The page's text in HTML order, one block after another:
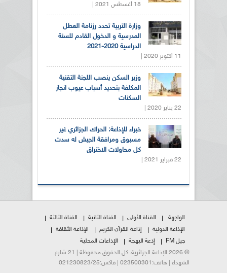
18 أغسطس 2021 |
وزارة التربية تحدد رزنامة العطل
المدرسية و الدخول القادم للسنة
الدراسية 2020-2021
11 أكتوبر 2020 |
وزير السكن ينصب اللجنة التقنية
المكلفة بتحديد أسباب عيوب انجاز
السكنات
22 يناير 2020 |
خبراء للإذاعة: الحراك الجزائري غير
مسبوق ومرافقة الجيش له سدت
كل محاولات الاختراق
22 فبراير 2021 |
الواجهة القناة الأولى القناة الثانية
القناة الثالثة
الإذاعة الدولية
إذاعة القرآن الكريم
الإذاعة الثقافة
جيل FM
إذعة البهجة
الإذاعات المحلية
© 2026 الإذاعة الجزائرية. كل الحقوق محفوظة | 21 شارع
الشهداء | هاتف:023500301 | فاكس:021230823/25